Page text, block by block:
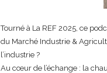
Tourné à La REF 2025, ce
du Marché Industrie &
l’industrie ?
Au cœur de l’échange : la